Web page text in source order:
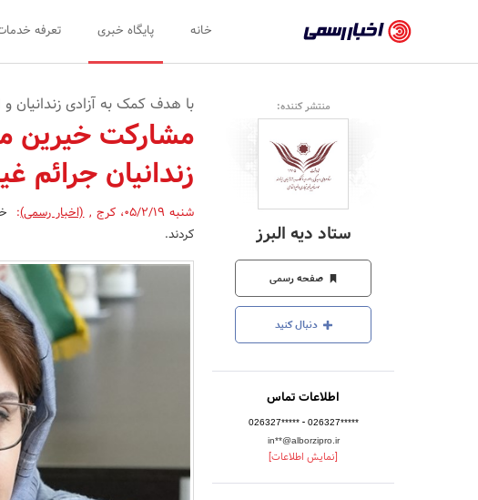
رسمی
-
اخبار
تایید
شده
شرکت‌ها،
سازمان‌ها
و
روابط
عمومی‌ها
خانه پایگاه خبری تعرفه
منتشر کننده:
ستاد دیه البرز
صفحه رسمی
دنبال کنید
اطلاعات تماس
026327***** - 026327*****
in**@alborzipro.ir
[نمایش اطلاعات]
با هدف کمک به آزادی زندانیان
مشارکت خیرین
زندانیان جرائم
شنبه 05/2/19 ،کرج ,(اخبار رسمی):
کردند.